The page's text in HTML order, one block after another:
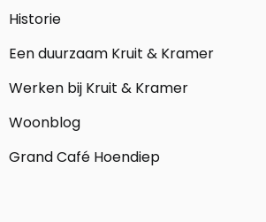
Historie
Een duurzaam Kruit & Kramer
Werken bij Kruit & Kramer
Woonblog
Grand Café Hoendiep